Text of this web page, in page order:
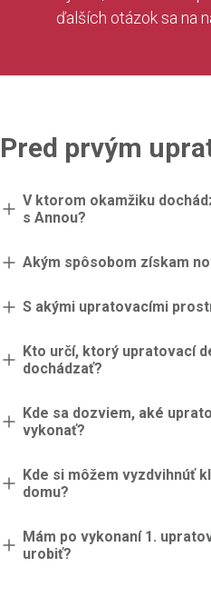
ďalších otázok sa na
Pred prvým
V ktorom okamžiku
s Annou?
Akým spôsobom získam
S akými upratovacími
Kto určí, ktorý upratovací
dochádzať?
Kde sa dozviem, aké
vykonať?
Kde si môžem vyzdvihnúť
domu?
Mám po vykonaní 1.
urobiť?